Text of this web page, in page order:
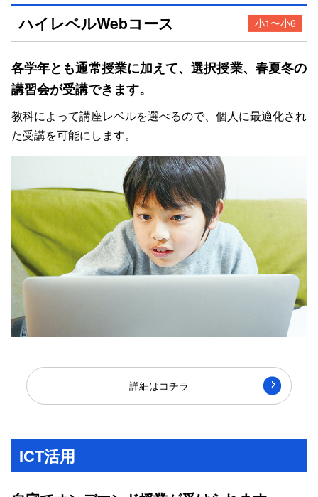
ハイレベルWebコース 小1〜小6
各学年とも通常授業に加えて、選択授業、春夏冬の
講習会が受講できます。
教科によって講座レベルを選べるので、個人に最適化され
た受講を可能にします。
詳細はコチラ
ICT活用